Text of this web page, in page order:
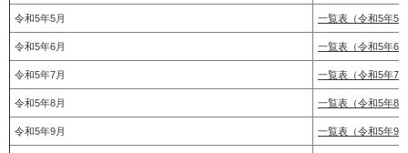
令和5年5月 一覧表（令和5年5
令和5年6月 一覧表（令和5年6
令和5年7月 一覧表（令和5年7
令和5年8月 一覧表（令和5年8
令和5年9月 一覧表（令和5年9